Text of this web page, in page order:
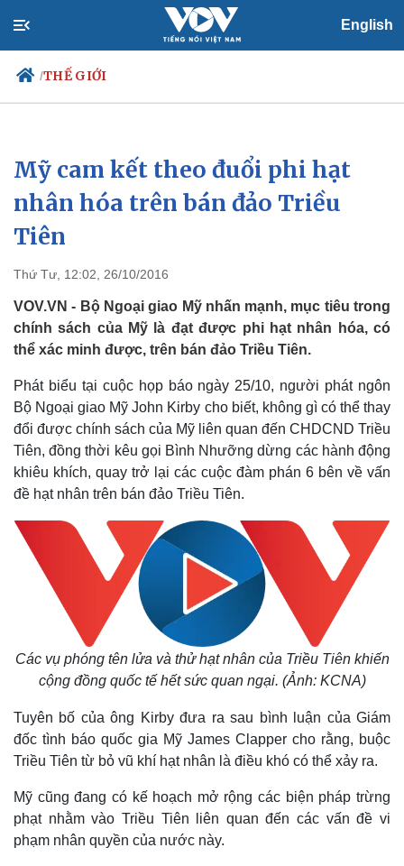
English
/THẾ GIỚI
Chính trị
Đảng
Tổ chức nhân sự
Quốc hội
Xã hội
Tin 24h
Dự báo thời tiết
Mỹ cam kết theo đuổi phi hạt
nhân hóa trên bán đảo Triều
Tiên
Thứ Tư, 12:02, 26/10/2016
VOV.VN - Bộ Ngoại giao Mỹ nhấn mạnh, mục tiêu trong
chính sách của Mỹ là đạt được phi hạt nhân hóa, có
thể xác minh được, trên bán đảo Triều Tiên.
Phát biểu tại cuộc họp báo ngày 25/10, người phát ngôn
Bộ Ngoại giao Mỹ John Kirby cho biết, không gì có thể thay
đổi được chính sách của Mỹ liên quan đến CHDCND Triều
Tiên, đồng thời kêu gọi Bình Nhưỡng dừng các hành động
khiêu khích, quay trở lại các cuộc đàm phán 6 bên về vấn
đề hạt nhân trên bán đảo Triều Tiên.
Các vụ phóng tên lửa và thử hạt nhân của Triều Tiên khiến
cộng đồng quốc tế hết sức quan ngại. (Ảnh: KCNA)
Tuyên bố của ông Kirby đưa ra sau bình luận của Giám
đốc tình báo quốc gia Mỹ James Clapper cho rằng, buộc
Triều Tiên từ bỏ vũ khí hạt nhân là điều khó có thể xảy ra.
Mỹ cũng đang có kế hoạch mở rộng các biện pháp trừng
phạt nhằm vào Triều Tiên liên quan đến các vấn đề vi
phạm nhân quyền của nước này.